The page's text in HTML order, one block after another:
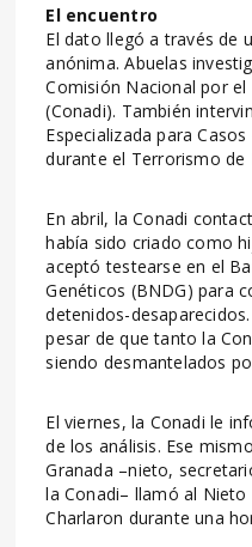
El encuentro
El dato llegó a través de
anónima. Abuelas
Comisión Nacional por
(Conadi). También
Especializada para
durante el Terrorismo de
En abril, la Conadi
había sido criado como
aceptó testearse en el
Genéticos (BNDG) para
detenidos-
pesar de que tanto la
siendo desmantelados
El viernes, la Conadi le
de los análisis. Ese
Granada –nieto,
la Conadi– llamó al
Charlaron durante una